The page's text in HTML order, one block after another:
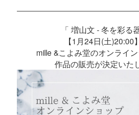
「 増山文 - 冬を彩る
【1月24日(土)20:00
mille &こよみ堂のオンライ
作品の販売が決定いた